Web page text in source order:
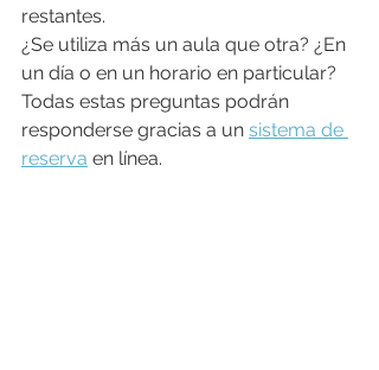
restantes.
¿Se utiliza más un aula que otra? ¿En
un día o en un horario en particular?
Todas estas preguntas podrán
responderse gracias a un sistema de
reserva en línea.